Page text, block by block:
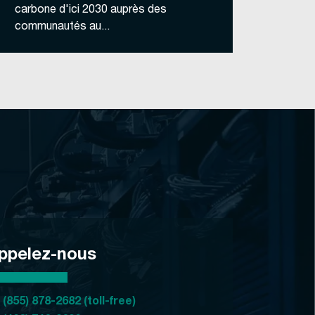
carbone d'ici 2030 auprès des
communautés au...
nous
(855) 878-2682 (toll-free)